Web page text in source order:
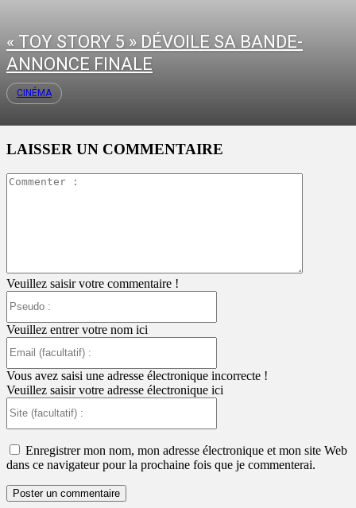
« TOY STORY 5 » DÉVOILE SA BANDE-
ANNONCE FINALE
CINÉMA
LAISSER UN COMMENTAIRE
Veuillez saisir votre commentaire !
Veuillez entrer votre nom ici
:
Vous avez saisi une adresse électronique incorrecte !
Veuillez saisir votre adresse électronique ici
:
Enregistrer mon nom, mon adresse électronique et mon site Web
dans ce navigateur pour la prochaine fois que je commenterai.